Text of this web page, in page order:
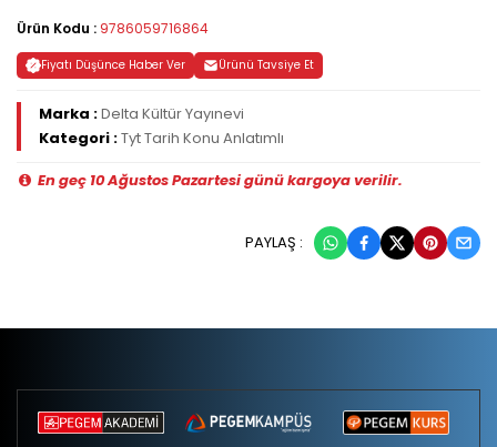
Ürün Kodu : 9786059716864
Fiyatı Düşünce Haber Ver Ürünü Tavsiye Et
Marka :Delta Kültür Yayınevi
Kategori :Tyt Tarih Konu Anlatımlı
En geç 10 Ağustos Pazartesi günü kargoya verilir.
PAYLAŞ :